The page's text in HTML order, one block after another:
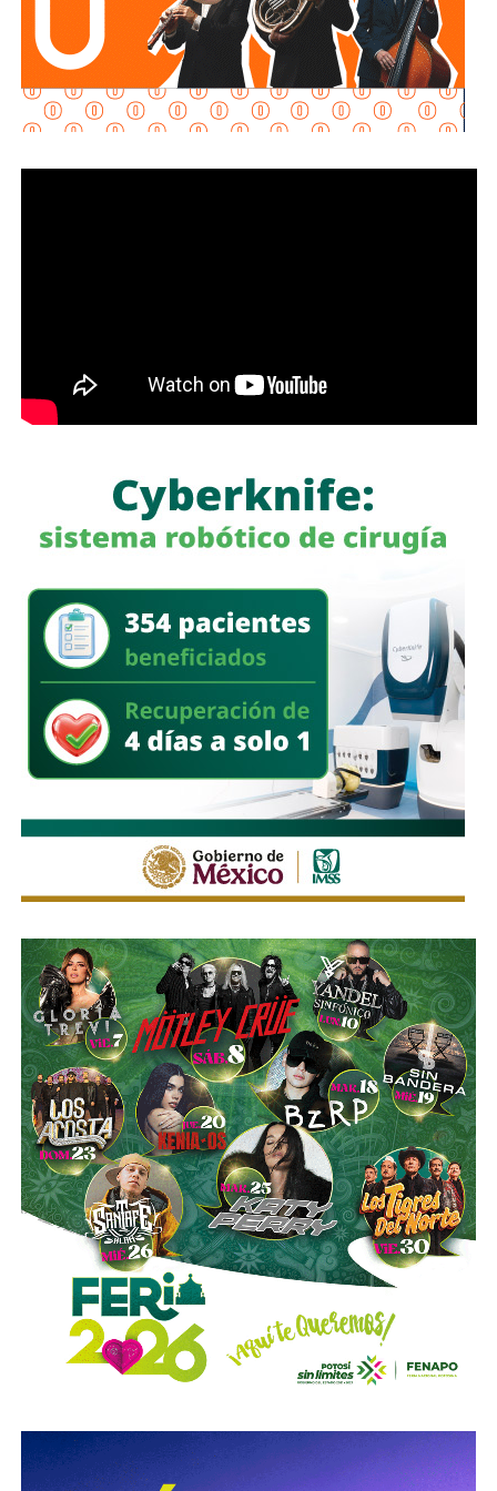
disposición para que Uber complete el procedimiento
y pueda operar conforme a la ley, por lo que descartó que
exista una postura de persecución hacia la empresa.
“No es un tema de persecución ni de cacería. Al contrario,
buscamos que ellos mismos nos ayuden a que la
a quienes se les ha explicado el proceso de
regularización.
deja a los propios conductores en una situación de
vulnerabilidad,al no contar con las condiciones legales
previstas por la normativa estatal.
“Es la empresa la que no cumple con lo que las leyes
locales establecen y eso deja a los operadores en estado
de indefensión”, señaló.
Respecto a la llegada de nuevas plataformas digitales al
estado, Martínez Acosta consideró que la
competencia representa una oportunidad para
mejorar la calidad del servicio de transporte.
“Hoy el gremio del taxismo entiende que la competencia
es buena. Ellos estarán tratando de mejorar y brindar un
mejor servicio, mientras que la ciudadanía podrá elegir la
opción que considere más conveniente”, comentó.
La titular de la SCT reiteró que, mientras Uber no complete
el procedimiento administrativo y cumpla con las
obligaciones previstas en la ley, la plataforma no podrá
prestar el servicio de transporte en San Luis Potosí.
También lee:Ya es oficial: MiTaxi será la plataforma oficial
de transporte de la Fenapo 2026